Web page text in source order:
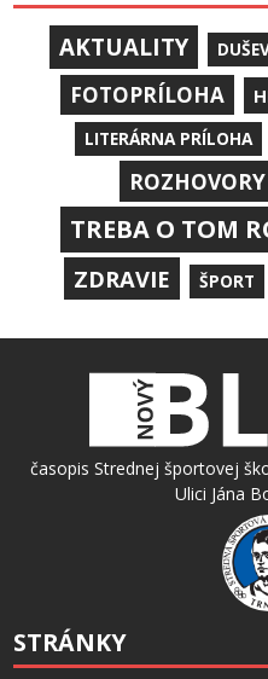
AKTUALITY
FOTOPRÍLOHA
LITERÁRNA PRÍLOHA
ROZHOVORY
TREBA O TOM
ZDRAVIE ŠPORT
časopis Strednej športovej
Ulici Jána
STRÁNKY